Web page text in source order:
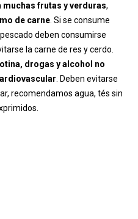
muchas frutas y verduras,
de carne . Si se consume
deben consumirse
la carne de res y cerdo.
drogas y alcohol no
. Deben evitarse
recomendamos agua, tés sin